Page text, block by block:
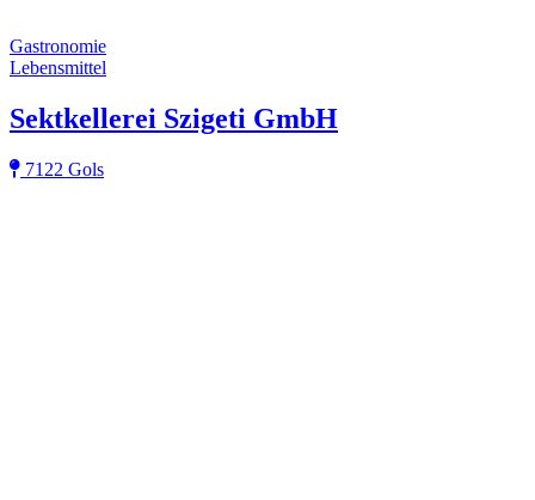
Gastronomie
Lebensmittel
Sektkellerei Szigeti GmbH
7122 Gols